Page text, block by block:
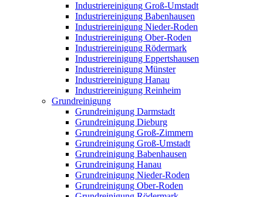
Industriereinigung Groß-Umstadt
Industriereinigung Babenhausen
Industriereinigung Nieder-Roden
Industriereinigung Ober-Roden
Industriereinigung Rödermark
Industriereinigung Eppertshausen
Industriereinigung Münster
Industriereinigung Hanau
Industriereinigung Reinheim
Grundreinigung
Grundreinigung Darmstadt
Grundreinigung Dieburg
Grundreinigung Groß-Zimmern
Grundreinigung Groß-Umstadt
Grundreinigung Babenhausen
Grundreinigung Hanau
Grundreinigung Nieder-Roden
Grundreinigung Ober-Roden